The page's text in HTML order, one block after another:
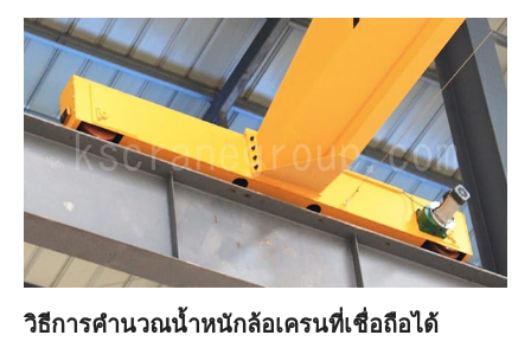
วิธีการคำนวณน้ำหนักล้อเครนที่เชื่อถือได้